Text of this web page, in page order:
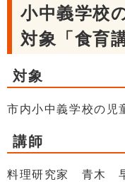
小中義学校
対象「食育
対象
市内小中義学校の児
講師
料理研究家 青木